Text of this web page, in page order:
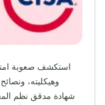
استكشف صعوبة
شهادة مدقق نظم